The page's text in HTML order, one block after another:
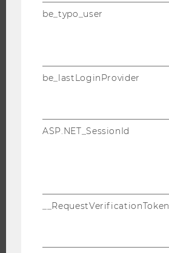
WIRTSCHAFT UND GESELLSCHAFT
RESEARCH CAREER
be_typo_user
be_lastLoginProvider
ASP.NET_SessionId
__RequestVerificationToken